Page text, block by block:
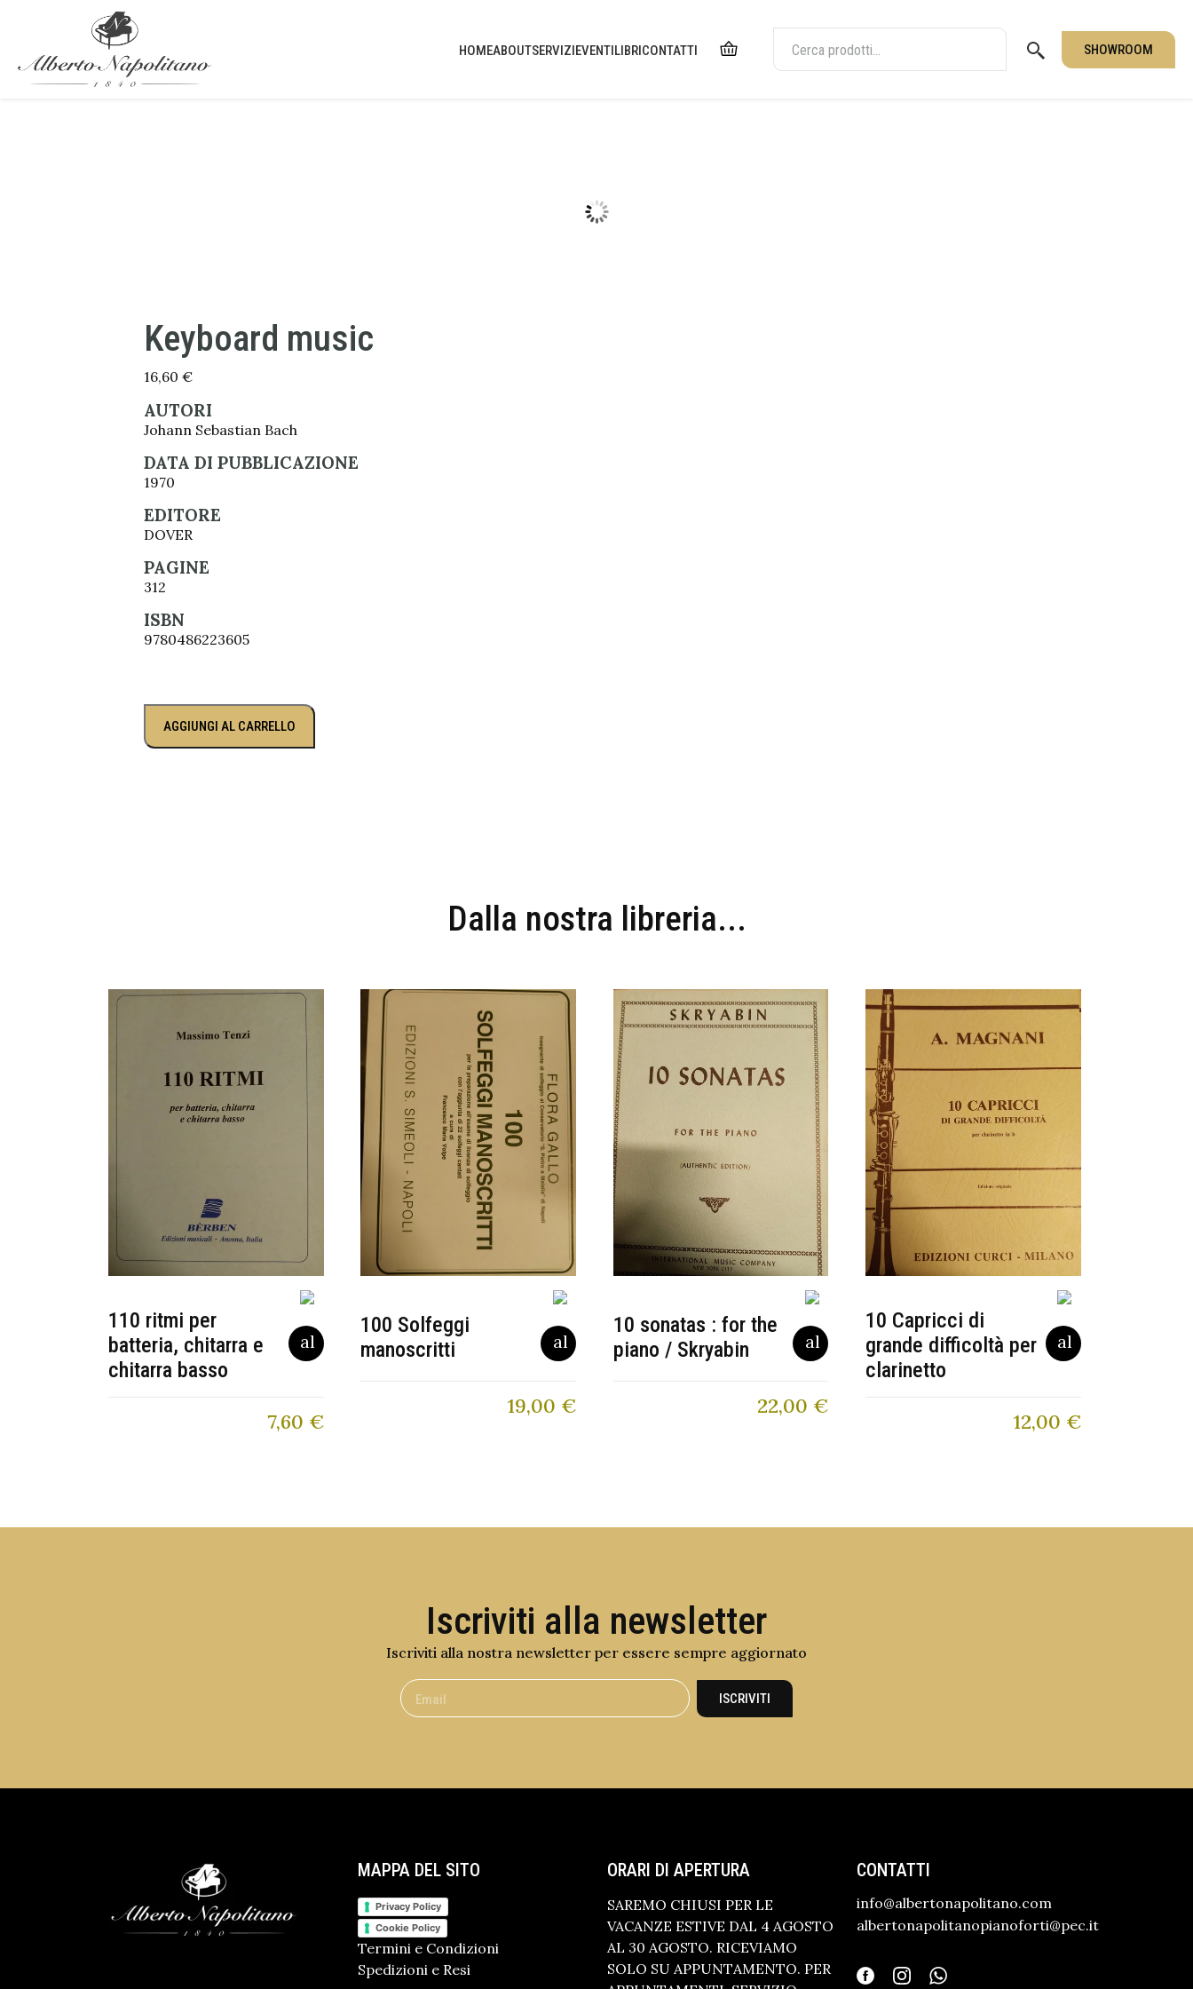
HOMEABOUTSERVIZIEVENTILIBRICONTATTI SHOWROOM
Keyboard music
16,60 €
AUTORI
Johann Sebastian Bach
DATA DI PUBBLICAZIONE
1970
EDITORE
DOVER
PAGINE
312
ISBN
9780486223605
AGGIUNGI AL CARRELLO
Dalla nostra libreria...
110 ritmi per
batteria, chitarra e
chitarra basso
7,60 €
100 Solfeggi
manoscritti
19,00 €
10 sonatas : for the
piano / Skryabin
22,00 €
10 Capricci di
grande difficoltà per
clarinetto
12,00 €
Iscriviti alla newsletter
Iscriviti alla nostra newsletter per essere sempre aggiornato
ISCRIVITI
MAPPA DEL SITO
Privacy Policy
Cookie Policy
Termini e Condizioni
Spedizioni e Resi
ORARI DI APERTURA
SAREMO CHIUSI PER LE
VACANZE ESTIVE DAL 4 AGOSTO
AL 30 AGOSTO. RICEVIAMO
SOLO SU APPUNTAMENTO. PER
CONTATTI
info@albertonapolitano.com
albertonapolitanopianoforti@pec.it